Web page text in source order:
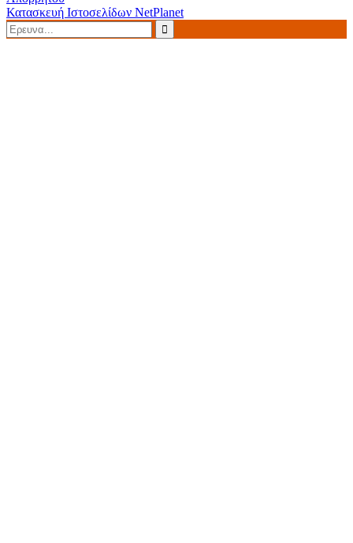
Κατασκευή Ιστοσελίδων NetPlanet